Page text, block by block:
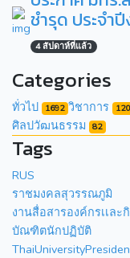
ชำรุด ประจำ
4 สัปดาห์ที่แล้ว
Categories
ทั่วไป 1692 วิชาการ 120
ศิลปวัฒนธรรม 82
Tags
RUS
ราชมงคลสุวรรณภูมิ
งานสื่อสารองค์กรเเละ
บัณฑิตนักปฏิบัติ